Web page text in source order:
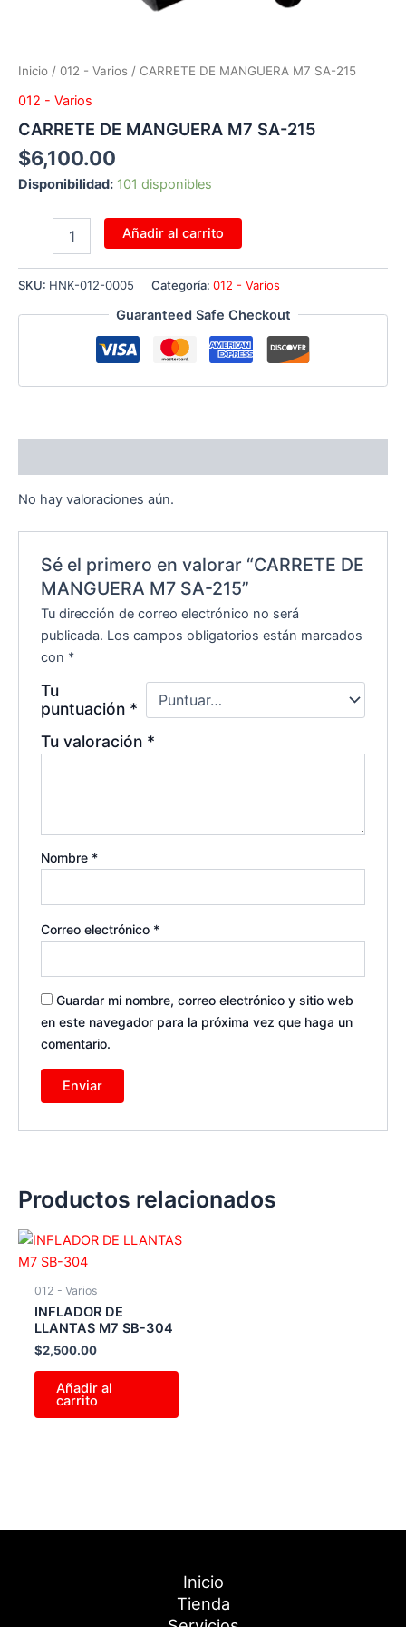
Inicio / 012 - Varios / CARRETE DE MANGUERA M7 SA-215
012 - Varios
CARRETE DE MANGUERA M7 SA-215
$6,100.00
Disponibilidad: 101 disponibles
Añadir al carrito
SKU: HNK-012-0005 Categoría: 012 - Varios
Guaranteed Safe Checkout
No hay valoraciones aún.
Sé el primero en valorar “CARRETE DE
MANGUERA M7 SA-215”
Tu dirección de correo electrónico no será
publicada. Los campos obligatorios están marcados
con *
Tu
puntuación *
Tu valoración *
Nombre *
Correo electrónico *
Guardar mi nombre, correo electrónico y sitio web
en este navegador para la próxima vez que haga un
comentario.
Productos relacionados
012 - Varios
INFLADOR DE
LLANTAS M7 SB-304
$2,500.00
Añadir al
carrito
Inicio
Tienda